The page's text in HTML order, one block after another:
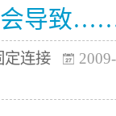
会导致
定连接